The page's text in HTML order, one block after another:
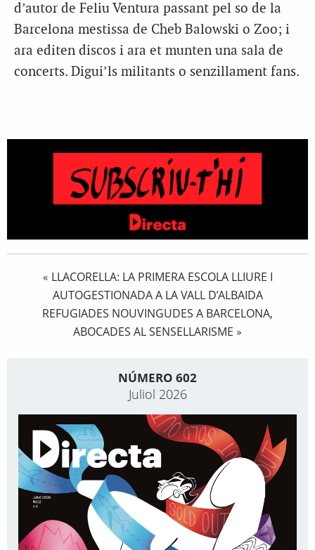
d’autor de Feliu Ventura passant pel so de la
Barcelona mestissa de Cheb Balowski o Zoo; i
ara editen discos i ara et munten una sala de
concerts. Digui’ls militants o senzillament fans.
« LLACORELLA: LA PRIMERA ESCOLA LLIURE I
AUTOGESTIONADA A LA VALL D’ALBAIDA
REFUGIADES NOUVINGUDES A BARCELONA,
ABOCADES AL SENSELLARISME »
NÚMERO 602
Juliol 2026